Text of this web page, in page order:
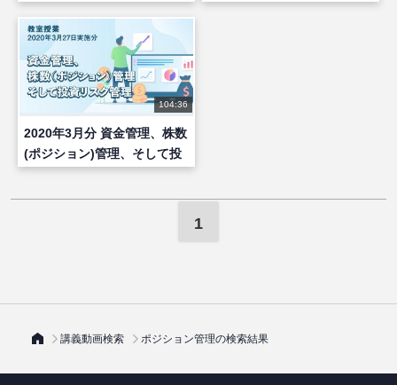
104:36
2020年3月分 資金管理、株数
(ポジション)管理、そして投
資リスク管理
1
講義動画検索 ポジション管理の検索結果